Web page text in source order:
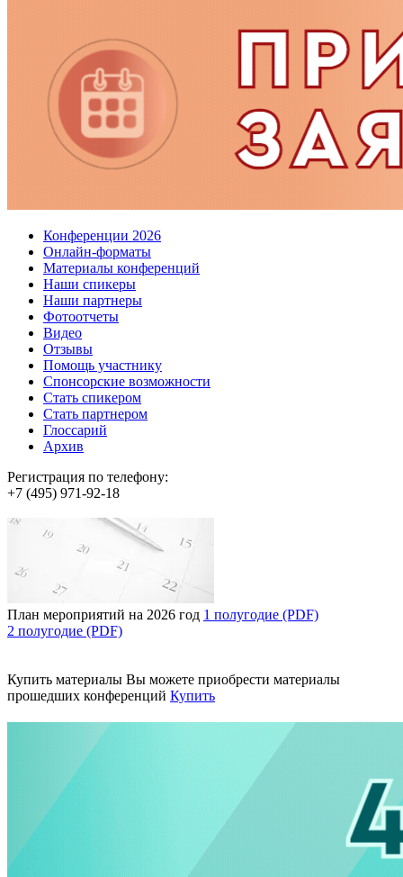
Конференции 2026
Онлайн-форматы
Материалы конференций
Наши спикеры
Наши партнеры
Фотоотчеты
Видео
Отзывы
Помощь участнику
Спонсорские возможности
Стать спикером
Стать партнером
Глоссарий
Архив
Регистрация по телефону:
+7 (495) 971-92-18
План мероприятий на 2026 год 1 полугодие (PDF)
2 полугодие (PDF)
Купить материалы Вы можете приобрести материалы
прошедших конференций Купить